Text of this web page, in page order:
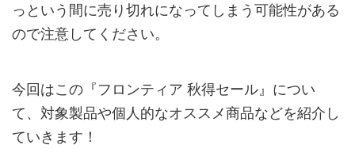
っという間に売り切れになってしまう可能性がある
ので注意してください。
今回はこの『フロンティア 秋得セール』につい
て、対象製品や個人的なオススメ商品などを紹介し
ていきます！